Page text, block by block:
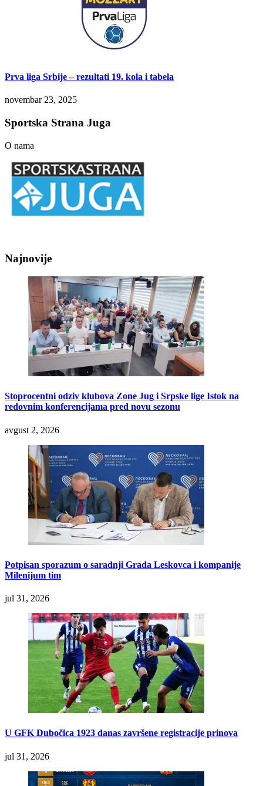
Prva liga Srbije – rezultati 19. kola i tabela
novembar 23, 2025
Sportska Strana Juga
O nama
Najnovije
Stoprocentni odziv klubova Zone Jug i Srpske lige Istok na
redovnim konferencijama pred novu sezonu
avgust 2, 2026
Potpisan sporazum o saradnji Grada Leskovca i kompanije
Milenijum tim
jul 31, 2026
U GFK Dubočica 1923 danas završene registracije prinova
jul 31, 2026